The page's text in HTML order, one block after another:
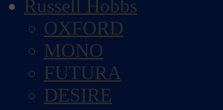
Russell Hobbs
OXFORD
MONO
FUTURA
DESIRE